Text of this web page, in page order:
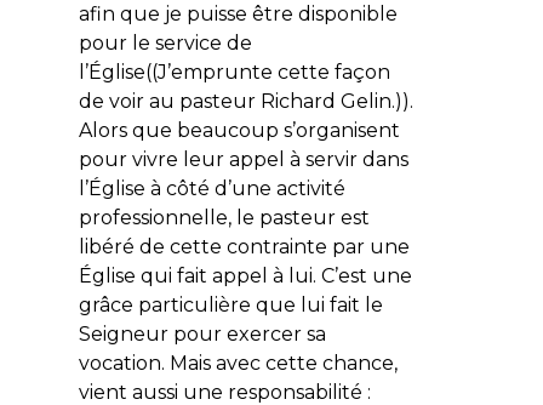
afin que je puisse être disponible
pour le service de
l’Église((J’emprunte cette façon
de voir au pasteur Richard Gelin.)).
Alors que beaucoup s’organisent
pour vivre leur appel à servir dans
l’Église à côté d’une activité
professionnelle, le pasteur est
libéré de cette contrainte par une
Église qui fait appel à lui. C’est une
grâce particulière que lui fait le
Seigneur pour exercer sa
vocation. Mais avec cette chance,
vient aussi une responsabilité :